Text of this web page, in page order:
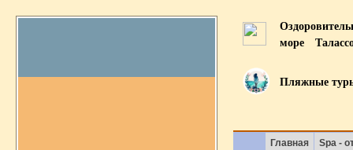
море
Пляжные
Главная
Spa -